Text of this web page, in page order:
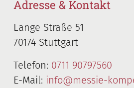
Adresse & Kontakt
Lange Straße 51
70174 Stuttgart
Telefon: 0711 90797560
E-Mail: info@messie-